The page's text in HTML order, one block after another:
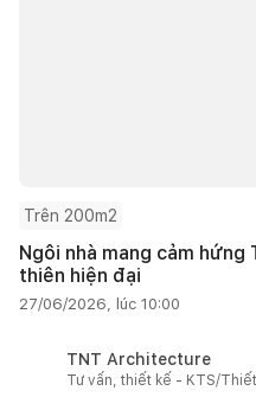
Trên 200m2
Ngôi nhà mang cảm
thiên hiện đại
27/06/2026, lúc 10:00
TNT Architecture
Tư vấn, thiết kế - KTS/